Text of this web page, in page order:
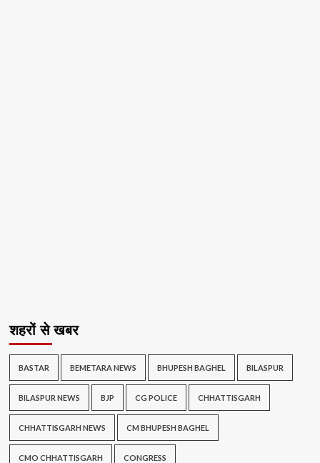
शहरों से खबर
BASTAR BEMETARA NEWS BHUPESH BAGHEL BILASPUR
BILASPUR NEWS BJP CG POLICE CHHATTISGARH
CHHATTISGARH NEWS CM BHUPESH BAGHEL
CMO CHHATTISGARH CONGRESS